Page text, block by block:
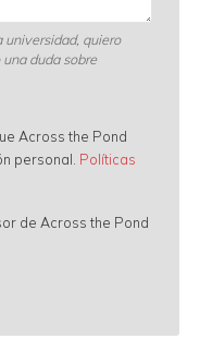
universidad, quiero
duda sobre
Across the Pond
personal. Políticas
de Across the Pond